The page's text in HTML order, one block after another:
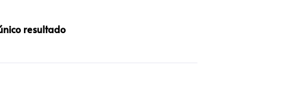
resultado